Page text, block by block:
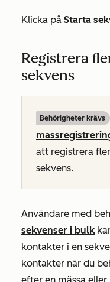
Klicka på Starta
Registrera
sekvens
Behörigheter krävs
att registrera
sekvens.
Användare med
sekvenser i bulk
kontakter i en
kontakter när du